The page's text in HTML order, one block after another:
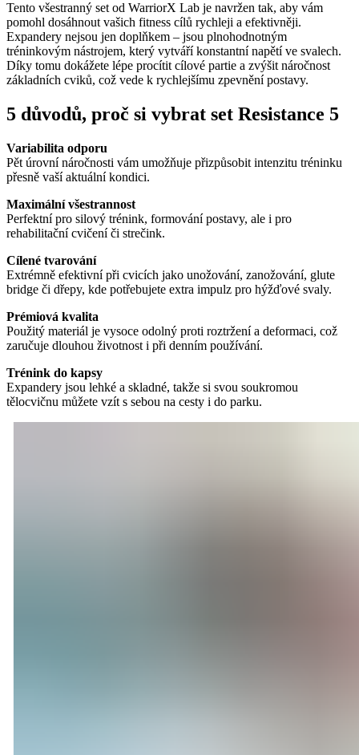
Tento všestranný set od WarriorX Lab je navržen tak, aby vám
pomohl dosáhnout vašich fitness cílů rychleji a efektivněji.
Expandery nejsou jen doplňkem – jsou plnohodnotným
tréninkovým nástrojem, který vytváří konstantní napětí ve svalech.
Díky tomu dokážete lépe procítit cílové partie a zvýšit náročnost
základních cviků, což vede k rychlejšímu zpevnění postavy.
5 důvodů, proč si vybrat set Resistance 5
Variabilita odporu
Pět úrovní náročnosti vám umožňuje přizpůsobit intenzitu tréninku
přesně vaší aktuální kondici.
Maximální všestrannost
Perfektní pro silový trénink, formování postavy, ale i pro
rehabilitační cvičení či strečink.
Cílené tvarování
Extrémně efektivní při cvicích jako unožování, zanožování, glute
bridge či dřepy, kde potřebujete extra impulz pro hýžďové svaly.
Prémiová kvalita
Použitý materiál je vysoce odolný proti roztržení a deformaci, což
zaručuje dlouhou životnost i při denním používání.
Trénink do kapsy
Expandery jsou lehké a skladné, takže si svou soukromou
tělocvičnu můžete vzít s sebou na cesty i do parku.